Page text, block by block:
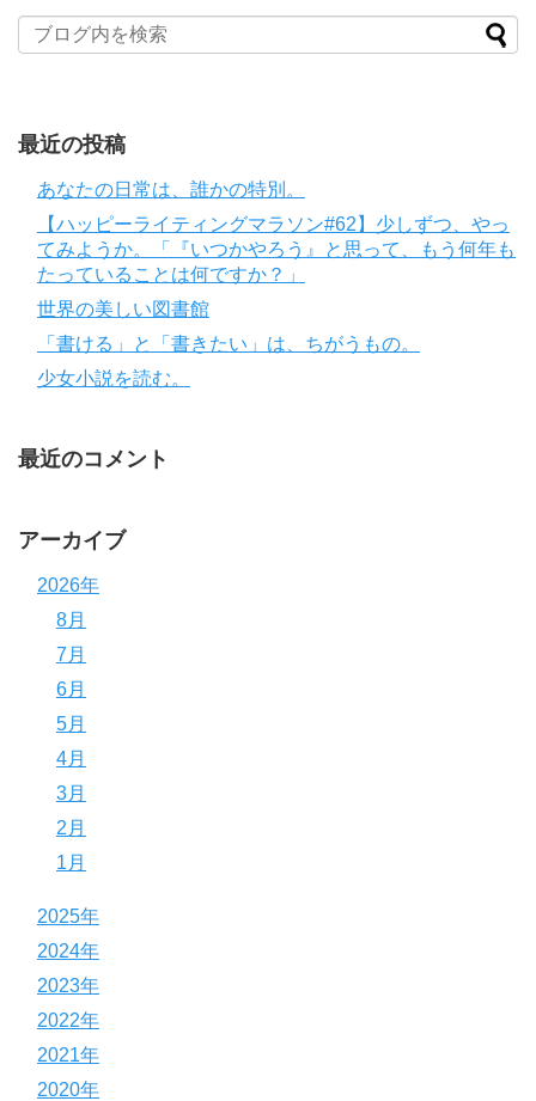
最近の投稿
あなたの日常は、誰かの特別。
【ハッピーライティングマラソン#62】少しずつ、やっ
てみようか。「『いつかやろう』と思って、もう何年も
たっていることは何ですか？」
世界の美しい図書館
「書ける」と「書きたい」は、ちがうもの。
少女小説を読む。
最近のコメント
アーカイブ
2026年
8月
7月
6月
5月
4月
3月
2月
1月
2025年
2024年
2023年
2022年
2021年
2020年